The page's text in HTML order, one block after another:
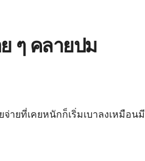
ๆ คลายปม
ายที่เคยหนักก็เริ่มเบาลงเหมือนมี